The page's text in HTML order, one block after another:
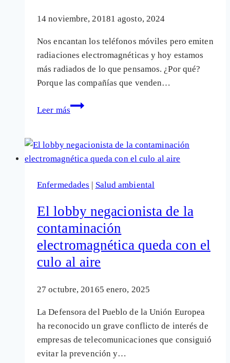
14 noviembre, 20181 agosto, 2024
Nos encantan los teléfonos móviles pero emiten
radiaciones electromagnéticas y hoy estamos
más radiados de lo que pensamos. ¿Por qué?
Porque las compañías que venden…
Leer más
Fraude
emisión
de
de
teléfonos
móviles.
Hubo
un
DieselGate
un
PhoneGate
Enfermedades | Salud ambiental
El lobby negacionista de la
contaminación
electromagnética queda con el
culo al aire
27 octubre, 20165 enero, 2025
La Defensora del Pueblo de la Unión Europea
ha reconocido un grave conflicto de interés de
empresas de telecomunicaciones que consiguió
evitar la prevención y…